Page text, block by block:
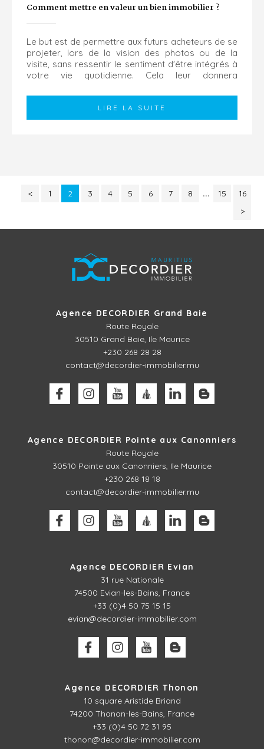
Comment mettre en valeur un bien immobilier ?
Le but est de permettre aux futurs acheteurs de se
projeter, lors de la vision des photos ou de la
visite, sans ressentir le sentiment d'être intégrés à
votre vie quotidienne. Cela leur donnera
les...
LIRE LA SUITE
< 1 2 3 4 5 6 7 8 ... 15
16
>
Agence DECORDIER Grand Baie
Route Royale
30510 Grand Baie, Ile Maurice
+230 268 28 28
contact@decordier-immobilier.mu
Agence DECORDIER Pointe aux Canonniers
Route Royale
30510 Pointe aux Canonniers, Ile Maurice
+230 268 18 18
contact@decordier-immobilier.mu
Agence DECORDIER Evian
31 rue Nationale
74500 Evian-les-Bains, France
+33 (0)4 50 75 15 15
evian@decordier-immobilier.com
Agence DECORDIER Thonon
10 square Aristide Briand
74200 Thonon-les-Bains, France
+33 (0)4 50 72 31 95
thonon@decordier-immobilier.com